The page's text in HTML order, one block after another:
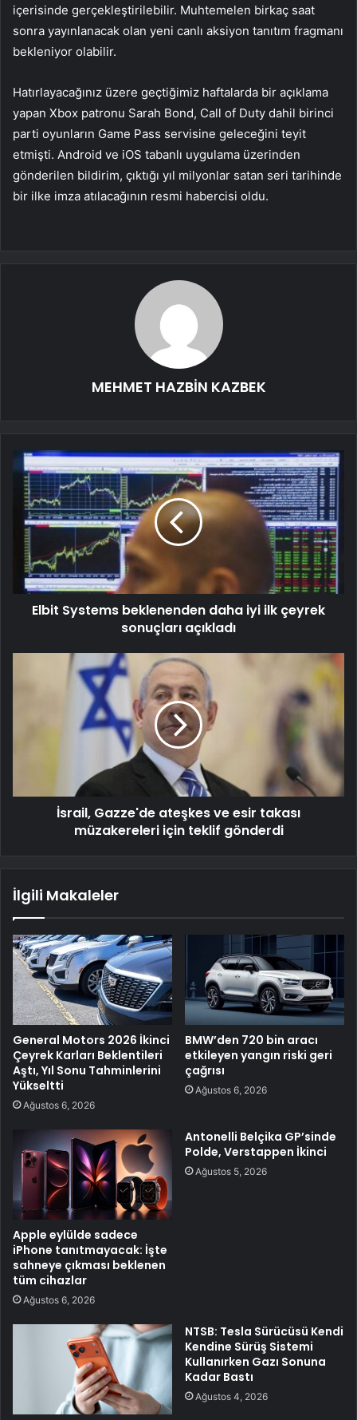
içerisinde gerçekleştirilebilir. Muhtemelen birkaç saat
sonra yayınlanacak olan yeni canlı aksiyon tanıtım fragmanı
bekleniyor olabilir.
Hatırlayacağınız üzere geçtiğimiz haftalarda bir açıklama
yapan Xbox patronu Sarah Bond, Call of Duty dahil birinci
parti oyunların Game Pass servisine geleceğini teyit
etmişti. Android ve iOS tabanlı uygulama üzerinden
gönderilen bildirim, çıktığı yıl milyonlar satan seri tarihinde
bir ilke imza atılacağının resmi habercisi oldu.
MEHMET HAZBİN KAZBEK
Elbit Systems beklenenden daha iyi ilk çeyrek
sonuçları açıkladı
İsrail, Gazze'de ateşkes ve esir takası
müzakereleri için teklif gönderdi
İlgili Makaleler
General Motors 2026 İkinci
Çeyrek Karları Beklentileri
Aştı, Yıl Sonu Tahminlerini
Yükseltti
Ağustos 6, 2026
BMW’den 720 bin aracı
etkileyen yangın riski geri
çağrısı
Ağustos 6, 2026
Apple eylülde sadece
iPhone tanıtmayacak: İşte
sahneye çıkması beklenen
tüm cihazlar
Ağustos 6, 2026
Antonelli Belçika GP’sinde
Polde, Verstappen İkinci
Ağustos 5, 2026
NTSB: Tesla Sürücüsü Kendi
Kendine Sürüş Sistemi
Kullanırken Gazı Sonuna
Kadar Bastı
Ağustos 4, 2026